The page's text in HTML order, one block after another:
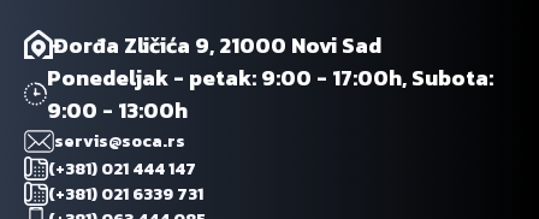
Đorđa Zličića 9, 21000 Novi Sad
Ponedeljak - petak: 9:00 - 17:00h, Subota:
9:00 - 13:00h
servis@soca.rs
(+381) 021 444 147
(+381) 021 6339 731